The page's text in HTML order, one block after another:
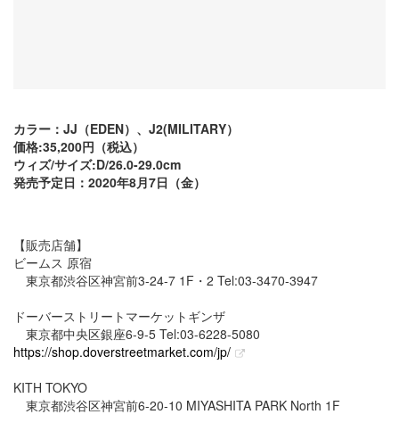
カラー：JJ（EDEN）、J2(MILITARY）
価格:35,200円（税込）
ウィズ/サイズ:D/26.0-29.0cm
発売予定日：2020年8月7日（金）
【販売店舗】
ビームス 原宿
東京都渋谷区神宮前3-24-7 1F・2 Tel:03-3470-3947
ドーバーストリートマーケットギンザ
東京都中央区銀座6-9-5 Tel:03-6228-5080
https://shop.doverstreetmarket.com/jp/
KITH TOKYO
東京都渋谷区神宮前6-20-10 MIYASHITA PARK North 1F